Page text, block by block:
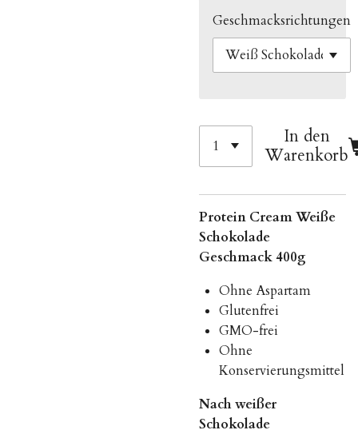
Geschmacksrichtungen
In den
Warenkorb
Protein Cream Weiße
Schokolade
Geschmack 400g
Ohne Aspartam
Glutenfrei
GMO-frei
Ohne
Konservierungsmittel
Nach weißer
Schokolade